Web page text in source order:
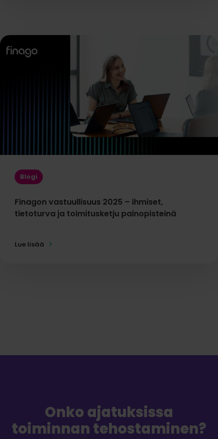
Blogi
Finagon vastuullisuus 2025 – ihmiset,
tietoturva ja toimitusketju painopisteinä
Lue lisää
Onko ajatuksissa
toiminnan tehostaminen?